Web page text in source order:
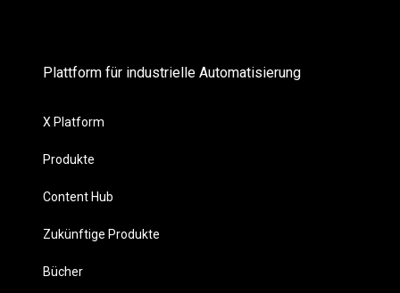
Plattform für industrielle Automatisierung
X Platform
Produkte
Content Hub
Zukünftige Produkte
Bücher